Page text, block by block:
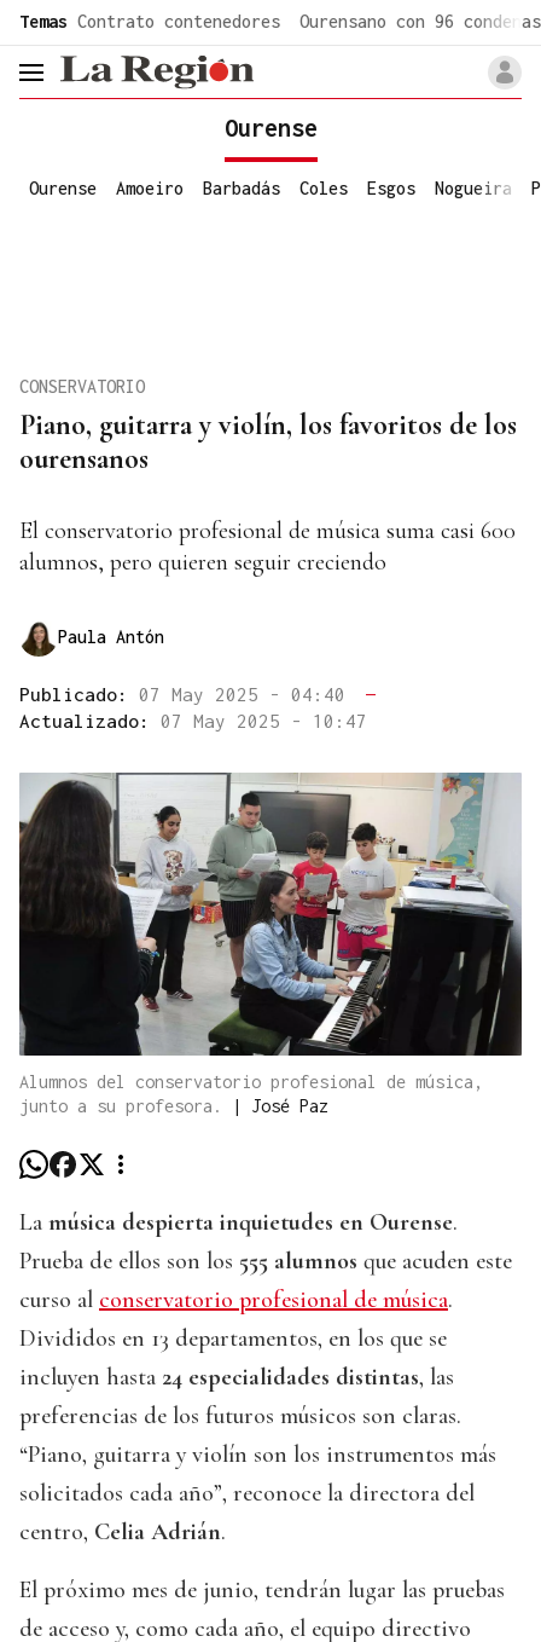
Temas Contrato contenedores Ourensano con 96 condenas
header.menu.open
Ourense
Ourense Amoeiro Barbadás Coles Esgos Nogueira
Piano, guitarra y violín, los favoritos de los
ourensanos
CONSERVATORIO
El conservatorio profesional de música suma casi 600
alumnos, pero quieren seguir creciendo
Paula Antón
Publicado: 07 May 2025 - 04:40
—
Actualizado: 07 May 2025 - 10:47
Alumnos del conservatorio profesional de música,
junto a su profesora.
| José Paz
La música despierta inquietudes en Ourense.
Prueba de ellos son los 555 alumnos que acuden este
curso al conservatorio profesional de música.
Divididos en 13 departamentos, en los que se
incluyen hasta 24 especialidades distintas, las
preferencias de los futuros músicos son claras.
“Piano, guitarra y violín son los instrumentos más
solicitados cada año”, reconoce la directora del
centro, Celia Adrián.
El próximo mes de junio, tendrán lugar las pruebas
de acceso y, como cada año, el equipo directivo